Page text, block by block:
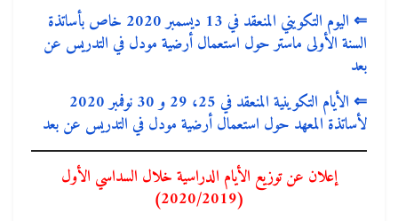
⇐
اليوم التكويني المنعقد في 13 ديسمبر 2020 خاص بأساتذة
السنة الأولى ماستر حول استعمال أرضية مودل في التدريس عن
بعد
⇐
الأيام التكوينية المنعقد في 25، 29 و 30 نوفمبر 2020
لأساتذة المعهد حول استعمال أرضية مودل في التدريس عن بعد
إعلان عن توزيع الأيام الدراسية خلال السداسي الأول
(2020/2019)